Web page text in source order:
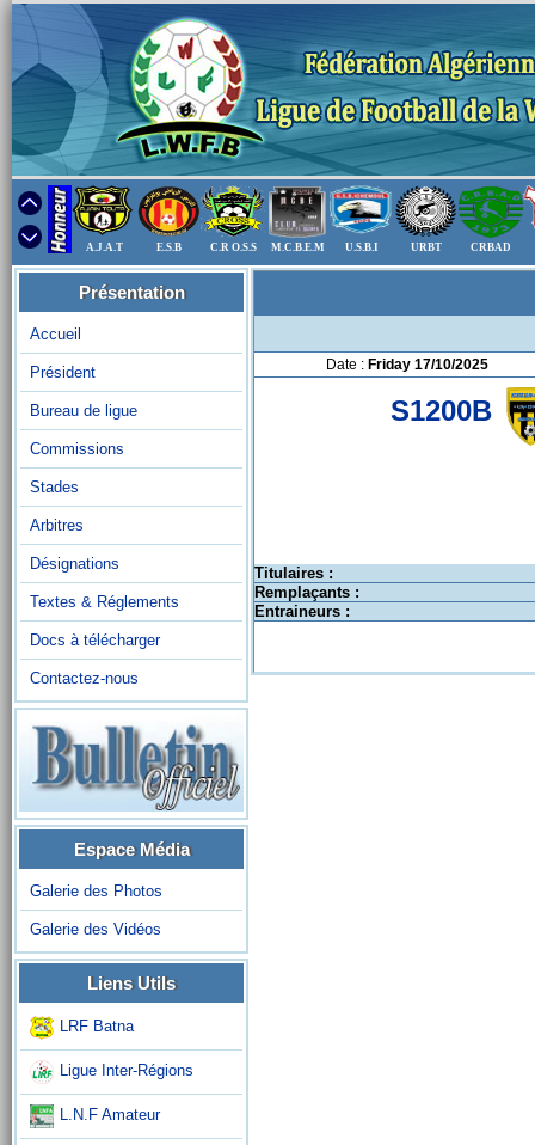
A.J.A.T E.S.B C.R O.S.S M.C.B.E.M U.S.B.I URBT CRBAD
Présentation
Accueil
Président
Bureau de ligue
Commissions
Stades
Arbitres
Désignations
Textes & Réglements
Docs à télécharger
Contactez-nous
Espace Média
Galerie des Photos
Galerie des Vidéos
Liens Utils
LRF Batna
Ligue Inter-Régions
L.N.F Amateur
Date : Friday 17/10/2025
S1200B
Titulaires :
Remplaçants :
Entraineurs :